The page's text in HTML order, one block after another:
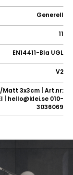
Generell
11
EN14411-BIa UGL
V2
Matt 3x3cm | Art.nr:
| hello@klei.se 010-
3036069